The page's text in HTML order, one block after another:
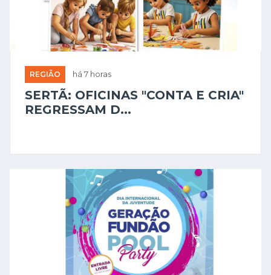
REGIÃO há 7 horas
SERTÃ: OFICINAS "CONTA E CRIA"
REGRESSAM D...